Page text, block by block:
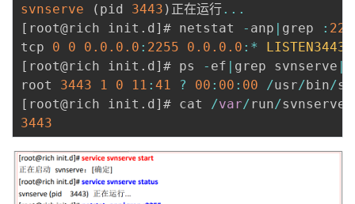
svnserve
( pid 3443 ) 正在运行...
[ root@rich init . d ] # netstat - anp | grep :
tcp 0 0 0.0 .0 .0 : 2255 0.0 .0 .0 : * LISTEN3443
[ root@rich init . d ] # ps - ef | grep svnserve |
root 3443 1 0 11 : 41 ? 00 : 00 : 00 /usr/bin/
[ root@rich init . d ] # cat /var/run/svnserve
3443